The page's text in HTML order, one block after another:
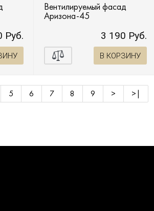
Руб.
Вентилируемый фасад
Аризона-45
3 190 Руб.
В КОРЗИНУ
5 6 7 8 9 > >|